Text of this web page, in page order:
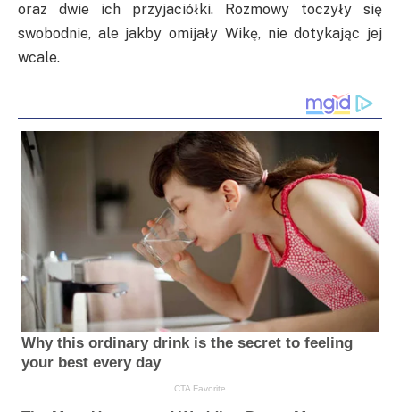
oraz dwie ich przyjaciółki. Rozmowy toczyły się
swobodnie, ale jakby omijały Wikę, nie dotykając jej
wcale.